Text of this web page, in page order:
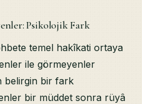
Psikolojik Fark
Hâli
Makāma Hazırlık
Psikolojik Fark
temel hakîkati ortaya
ile görmeyenler
belirgin bir fark
bir müddet sonra rüyâ